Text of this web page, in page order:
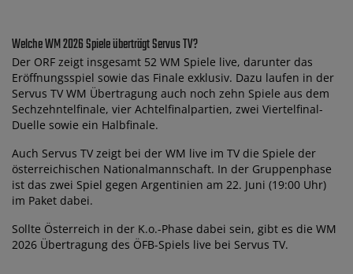
Welche WM 2026 Spiele überträgt Servus TV?
Der ORF zeigt insgesamt 52 WM Spiele live, darunter das
Eröffnungsspiel sowie das Finale exklusiv. Dazu laufen in der
Servus TV WM Übertragung auch noch zehn Spiele aus dem
Sechzehntelfinale, vier Achtelfinalpartien, zwei Viertelfinal-
Duelle sowie ein Halbfinale.
Auch Servus TV zeigt bei der WM live im TV die Spiele der
österreichischen Nationalmannschaft. In der Gruppenphase
ist das zwei Spiel gegen Argentinien am 22. Juni (19:00 Uhr)
im Paket dabei.
Sollte Österreich in der K.o.-Phase dabei sein, gibt es die WM
2026 Übertragung des ÖFB-Spiels live bei Servus TV.